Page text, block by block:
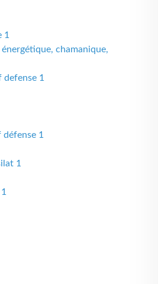
1
chamanique,
1
1
1